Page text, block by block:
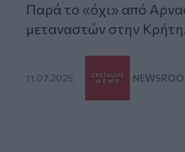
Παρά το «όχι» από
μεταναστών στην
11.07.2025